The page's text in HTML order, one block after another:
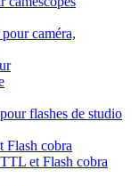
caméra,
flashes de studio
Flash cobra
et Flash cobra